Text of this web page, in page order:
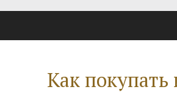
Как покупать